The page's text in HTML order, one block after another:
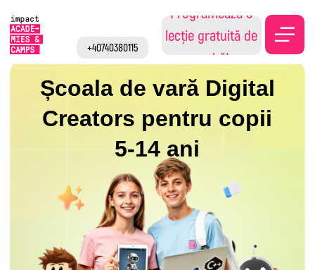
Înscrie-te la cursul IT pentru copii
⭐ 5.0 Google Maps
Școala de vară Digital
Creators pentru copii